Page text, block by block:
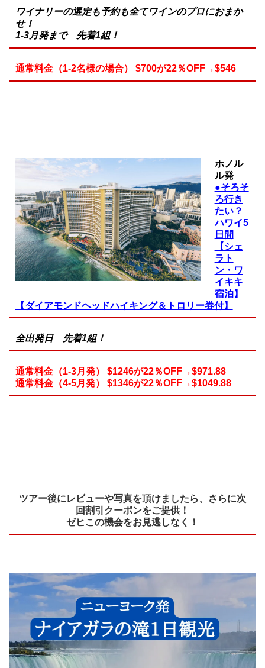
ワイナリーの選定も予約も全てワインのプロにおまか
せ！
1-3月発まで 先着1組！
通常料金（1-2名様の場合） $700が22％OFF→$546
ホノル
ル発
●そろそ
ろ行き
たい？
ハワイ5
日間
【シェ
ラト
ン・ワ
イキキ
宿泊】
【ダイアモンドヘッドハイキング＆トロリー券付】
全出発日 先着1組！
通常料金（1-3月発） $1246が22％OFF→$971.88
通常料金（4-5月発） $1346が22％OFF→$1049.88
ツアー後にレビューや写真を頂けましたら、さらに次
回割引クーポンをご提供！
ゼヒこの機会をお見逃しなく！